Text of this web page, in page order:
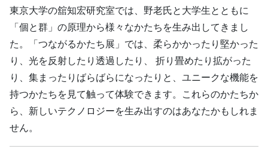
東京大学の舘知宏研究室では、野老氏と大学生とともに
「個と群」の原理から様々なかたちを生み出してきまし
た。「つながるかたち展」では、柔らかかったり堅かった
り、光を反射したり透過したり、 折り畳めたり拡がった
り、集まったりばらばらになったりと、ユニークな機能を
持つかたちを見て触って体験できます。これらのかたちか
ら、新しいテクノロジーを生み出すのはあなたかもしれま
せん。